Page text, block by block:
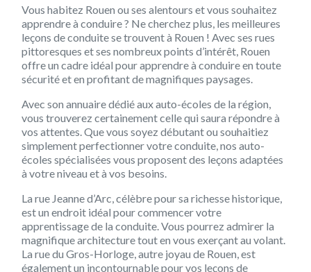
Vous habitez Rouen ou ses alentours et vous souhaitez
apprendre à conduire ? Ne cherchez plus, les meilleures
leçons de conduite se trouvent à Rouen ! Avec ses rues
pittoresques et ses nombreux points d’intérêt, Rouen
offre un cadre idéal pour apprendre à conduire en toute
sécurité et en profitant de magnifiques paysages.
Avec son annuaire dédié aux auto-écoles de la région,
vous trouverez certainement celle qui saura répondre à
vos attentes. Que vous soyez débutant ou souhaitiez
simplement perfectionner votre conduite, nos auto-
écoles spécialisées vous proposent des leçons adaptées
à votre niveau et à vos besoins.
La rue Jeanne d’Arc, célèbre pour sa richesse historique,
est un endroit idéal pour commencer votre
apprentissage de la conduite. Vous pourrez admirer la
magnifique architecture tout en vous exerçant au volant.
La rue du Gros-Horloge, autre joyau de Rouen, est
également un incontournable pour vos leçons de